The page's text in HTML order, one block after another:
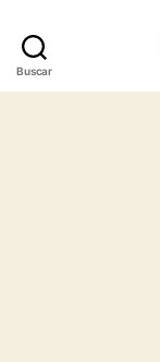
Buscar